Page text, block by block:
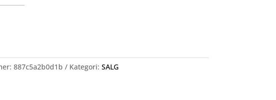
var:
887c5a2b0d1b Kategori: SALG